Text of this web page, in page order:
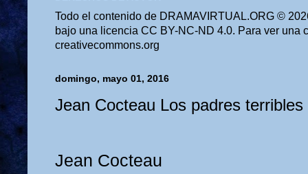
Todo el contenido de DRAMAVIRTUAL.ORG ©
bajo una licencia CC BY-NC-ND 4.0. Para ver una
creativecommons.org
domingo, mayo 01, 2016
Jean Cocteau Los padres terribles
Jean Cocteau